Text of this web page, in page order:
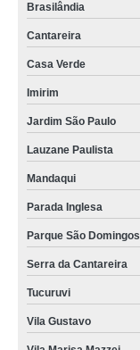
Brasilândia
Cantareira
Casa Verde
Imirim
Jardim São Paulo
Lauzane Paulista
Mandaqui
Parada Inglesa
Parque São Domingos
Serra da Cantareira
Tucuruvi
Vila Gustavo